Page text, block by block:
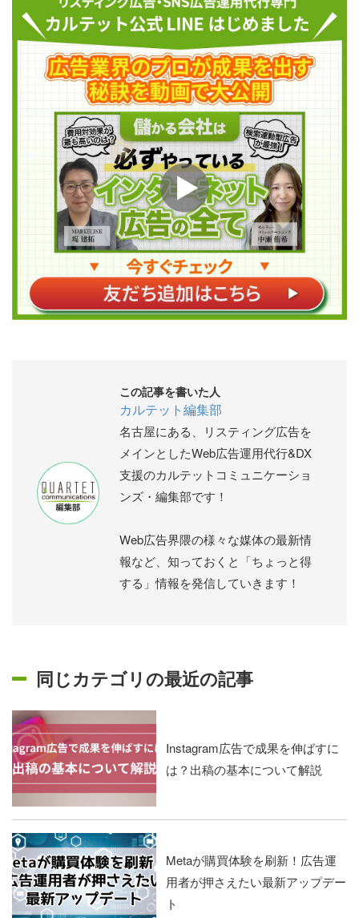
この記事を書いた人
カルテット編集部
名古屋にある、リスティング広告を
メインとしたWeb広告運用代行&DX
支援のカルテットコミュニケーショ
ンズ・編集部です！
Web広告界隈の様々な媒体の最新情
報など、知っておくと「ちょっと得
する」情報を発信していきます！
同じカテゴリの最近の記事
Instagram広告で成果を伸ばすに
は？出稿の基本について解説
Metaが購買体験を刷新！広告運
用者が押さえたい最新アップデー
ト